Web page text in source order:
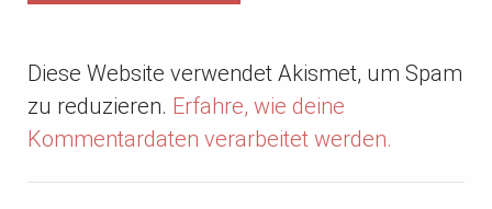
Diese Website verwendet Akismet, um Spam
zu reduzieren. Erfahre, wie deine
Kommentardaten verarbeitet werden.